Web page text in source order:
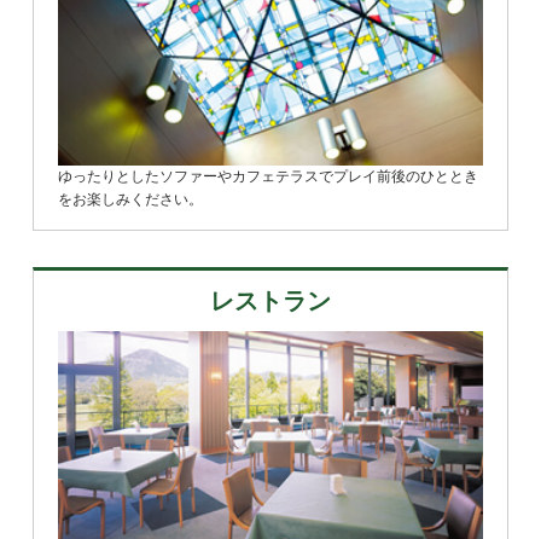
ゆったりとしたソファーやカフェテラスでプレイ前後のひととき
をお楽しみください。
レストラン